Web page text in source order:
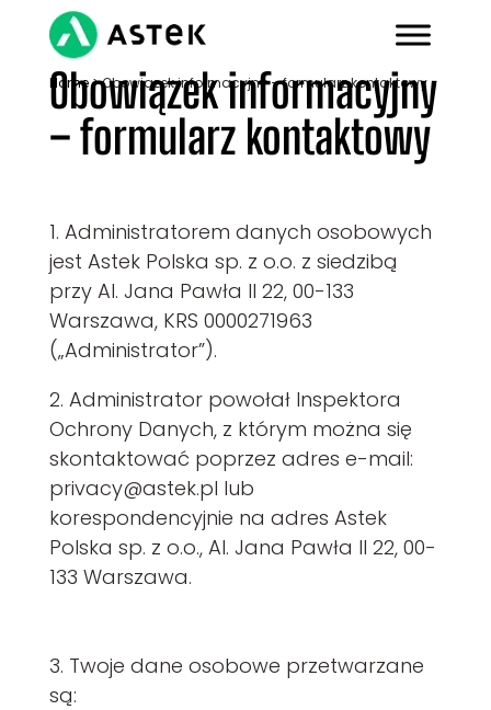
Home>Obowiązek informacyjny – formularz kontaktowy
Obowiązek informacyjny
– formularz kontaktowy
1. Administratorem danych osobowych
jest Astek Polska sp. z o.o. z siedzibą
przy Al. Jana Pawła II 22, 00-133
Warszawa, KRS 0000271963
(„Administrator”).
2. Administrator powołał Inspektora
Ochrony Danych, z którym można się
skontaktować poprzez adres e-mail:
privacy@astek.pl lub
korespondencyjnie na adres Astek
Polska sp. z o.o., Al. Jana Pawła II 22, 00-
133 Warszawa.
3. Twoje dane osobowe przetwarzane
są: